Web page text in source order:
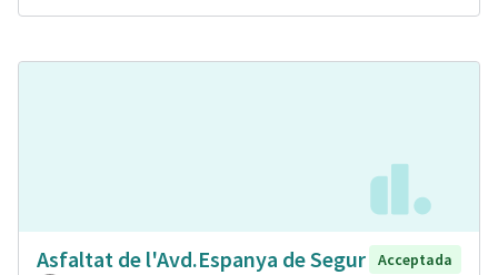
Asfaltat de l'Avd.Espanya de Segur
Acceptada